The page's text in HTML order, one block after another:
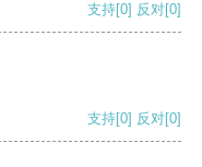
支持[0] 反对[0]
支持[0] 反对[0]